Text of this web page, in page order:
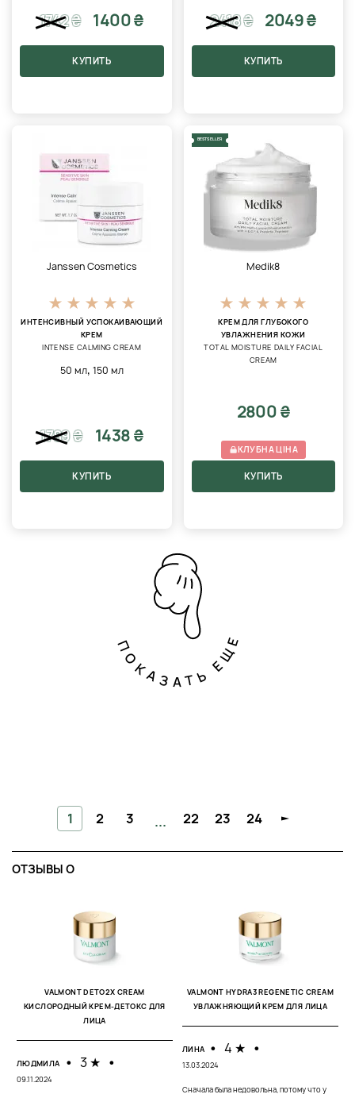
1742₴ 1400 ₴
КУПИТЬ
2418₴ 2049 ₴
КУПИТЬ
Janssen Cosmetics
ИНТЕНСИВНЫЙ УСПОКАИВАЮЩИЙ
КРЕМ
INTENSE CALMING CREAM
50 мл, 150 мл
1789₴ 1438 ₴
КУПИТЬ
BESTSELLER
Medik8
КРЕМ ДЛЯ ГЛУБОКОГО
УВЛАЖНЕНИЯ КОЖИ
TOTAL MOISTURE DAILY FACIAL
CREAM
2800 ₴
КЛУБНА ЦІНА
КУПИТЬ
ПОКАЗАТЬ ЕЩЕ
1 2 3 ... 22 23 24
ОТЗЫВЫ O
VALMONT DETO2X CREAM
КИСЛОРОДНЫЙ КРЕМ-ДЕТОКС ДЛЯ
ЛИЦА
ЛЮДМИЛА • 3 ★ •
09.11.2024
VALMONT HYDRA3 REGENETIC CREAM
УВЛАЖНЯЮЩИЙ КРЕМ ДЛЯ ЛИЦА
ЛИНА • 4 ★ •
13.03.2024
Сначала была недовольна, потому что у